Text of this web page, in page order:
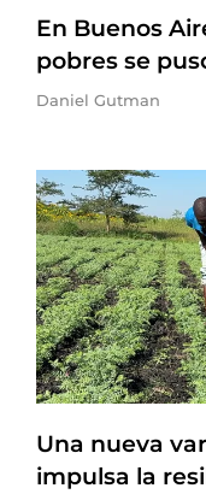
En Buenos
pobres se
Daniel Gutman
Una nueva
impulsa la